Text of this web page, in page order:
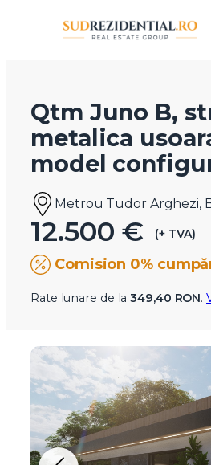
Qtm Juno B,
metalica
model
Metrou Tudor Arghezi,
12.500 € (+ TVA)
Comision 0%
Rate lunare de la349,40 RON.